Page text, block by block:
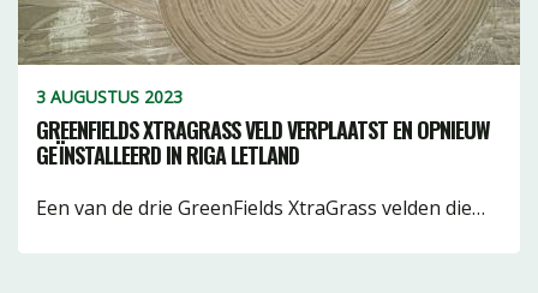
3 AUGUSTUS 2023
GREENFIELDS XTRAGRASS VELD VERPLAATST EN OPNIEUW
GEÏNSTALLEERD IN RIGA LETLAND
Een van de drie GreenFields XtraGrass velden die…